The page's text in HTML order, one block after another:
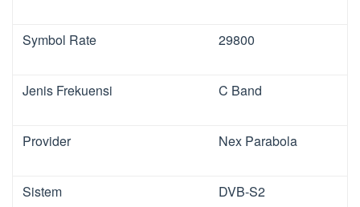
Symbol Rate 29800
Jenis Frekuensi C Band
Provider Nex Parabola
Sistem DVB-S2